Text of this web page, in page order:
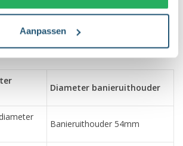
Aanpassen
vind je de meest voorkomende
de juiste banieruithouder.
Diameter banieruithouder
Banieruithouder 54mm